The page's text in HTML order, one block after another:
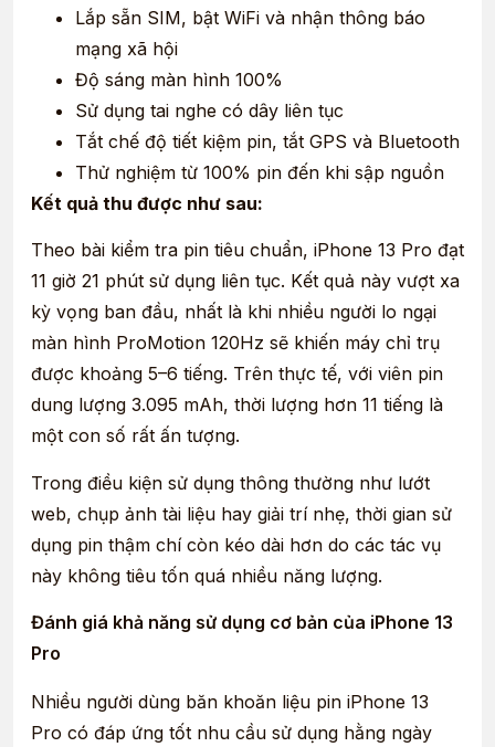
Lắp sẵn SIM, bật WiFi và nhận thông báo
mạng xã hội
Độ sáng màn hình 100%
Sử dụng tai nghe có dây liên tục
Tắt chế độ tiết kiệm pin, tắt GPS và Bluetooth
Thử nghiệm từ 100% pin đến khi sập nguồn
Kết quả thu được như sau:
Theo bài kiểm tra pin tiêu chuẩn, iPhone 13 Pro đạt
11 giờ 21 phút sử dụng liên tục. Kết quả này vượt xa
kỳ vọng ban đầu, nhất là khi nhiều người lo ngại
màn hình ProMotion 120Hz sẽ khiến máy chỉ trụ
được khoảng 5–6 tiếng. Trên thực tế, với viên pin
dung lượng 3.095 mAh, thời lượng hơn 11 tiếng là
một con số rất ấn tượng.
Trong điều kiện sử dụng thông thường như lướt
web, chụp ảnh tài liệu hay giải trí nhẹ, thời gian sử
dụng pin thậm chí còn kéo dài hơn do các tác vụ
này không tiêu tốn quá nhiều năng lượng.
Đánh giá khả năng sử dụng cơ bản của iPhone 13
Pro
Nhiều người dùng băn khoăn liệu pin iPhone 13
Pro có đáp ứng tốt nhu cầu sử dụng hằng ngày